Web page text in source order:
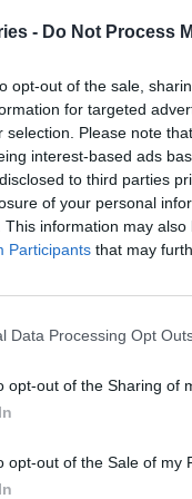
- Do Not Process
opt-out of the sale,
for targeted
selection. Please note
interest-based ads
to third parties
of your personal
This information may
Participants that may
Data Processing Opt
opt-out of the Sharing of
opt-out of the Sale of my
να έχουν
αλλεργικών
για κάποια
όμως αυτά τα
μπορεί να
αλλεργικά
των εμβολίων
ανοσολόγος δρ
τα
αν εκτεθούν